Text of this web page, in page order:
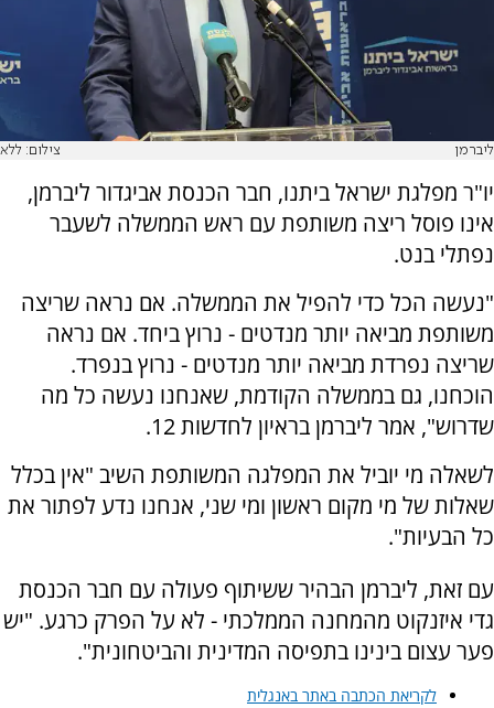
ליברמן צילום: ללא
יו"ר מפלגת ישראל ביתנו, חבר הכנסת אביגדור ליברמן,
אינו פוסל ריצה משותפת עם ראש הממשלה לשעבר
נפתלי בנט.
"נעשה הכל כדי להפיל את הממשלה. אם נראה שריצה
משותפת מביאה יותר מנדטים - נרוץ ביחד. אם נראה
שריצה נפרדת מביאה יותר מנדטים - נרוץ בנפרד.
הוכחנו, גם בממשלה הקודמת, שאנחנו נעשה כל מה
שדרוש", אמר ליברמן בראיון לחדשות 12.
לשאלה מי יוביל את המפלגה המשותפת השיב "אין בכלל
שאלות של מי מקום ראשון ומי שני, אנחנו נדע לפתור את
כל הבעיות".
עם זאת, ליברמן הבהיר ששיתוף פעולה עם חבר הכנסת
גדי איזנקוט מהמחנה הממלכתי - לא על הפרק כרגע. "יש
פער עצום בינינו בתפיסה המדינית והביטחונית".
לקריאת הכתבה באתר באנגלית